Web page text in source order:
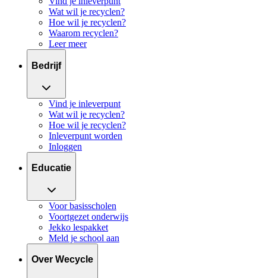
Wat wil je recyclen?
Hoe wil je recyclen?
Waarom recyclen?
Leer meer
Bedrijf
Vind je inleverpunt
Wat wil je recyclen?
Hoe wil je recyclen?
Inleverpunt worden
Inloggen
Educatie
Voor basisscholen
Voortgezet onderwijs
Jekko lespakket
Meld je school aan
Over Wecycle